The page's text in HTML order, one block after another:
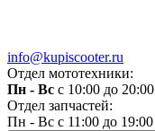
info@kupiscooter.ru
Отдел мототехники:
Пн - Вс с 10:00 до 20:00
Отдел запчастей:
Пн - Вс с 11:00 до 19:00